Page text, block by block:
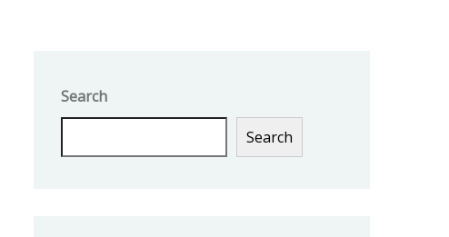
Search
Search